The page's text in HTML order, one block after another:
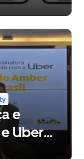
e
Uber